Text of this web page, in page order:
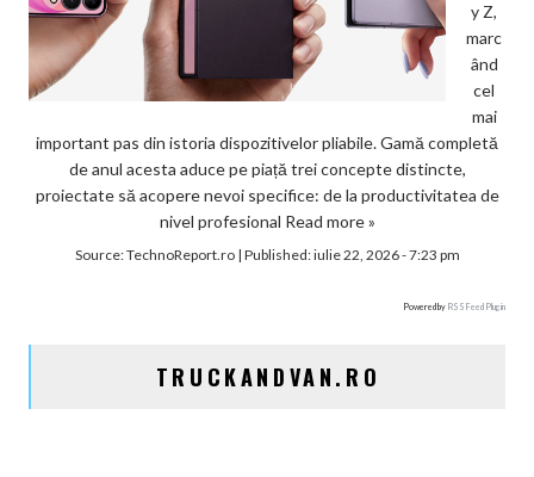
y Z,
marc
ând
cel
mai
important pas din istoria dispozitivelor pliabile. Gamă completă
de anul acesta aduce pe piață trei concepte distincte,
proiectate să acopere nevoi specifice: de la productivitatea de
nivel profesional Read more »
Source:TechnoReport.ro| Published:iulie 22, 2026 - 7:23 pm
Powered by RSS Feed Plugin
TRUCKANDVAN.RO